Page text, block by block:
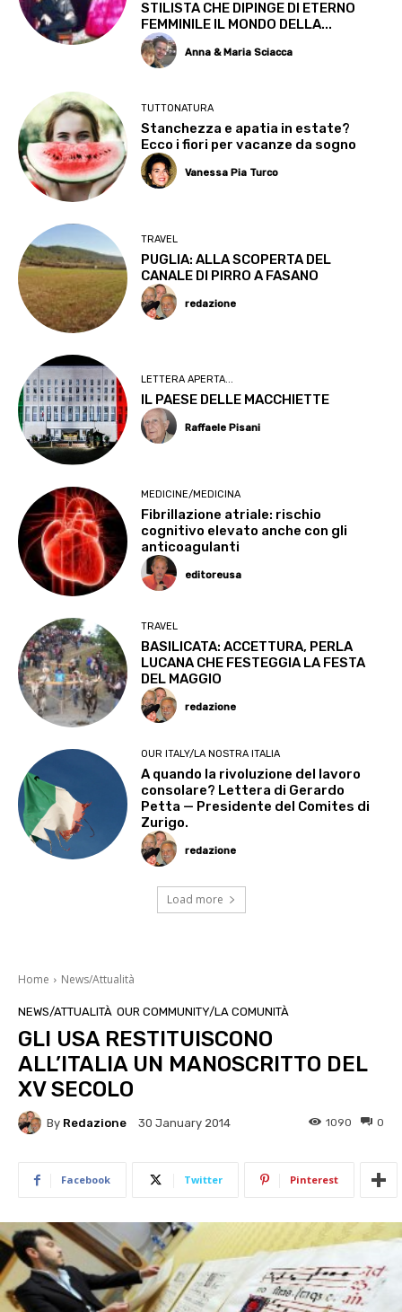
STILISTA CHE DIPINGE DI ETERNO
FEMMINILE IL MONDO DELLA...
Anna & Maria Sciacca
TUTTONATURA
Stanchezza e apatia in estate?
Ecco i fiori per vacanze da sogno
Vanessa Pia Turco
TRAVEL
PUGLIA: ALLA SCOPERTA DEL
CANALE DI PIRRO A FASANO
redazione
LETTERA APERTA...
IL PAESE DELLE MACCHIETTE
Raffaele Pisani
MEDICINE/MEDICINA
Fibrillazione atriale: rischio
cognitivo elevato anche con gli
anticoagulanti
editoreusa
TRAVEL
BASILICATA: ACCETTURA, PERLA
LUCANA CHE FESTEGGIA LA FESTA
DEL MAGGIO
redazione
OUR ITALY/LA NOSTRA ITALIA
A quando la rivoluzione del lavoro
consolare? Lettera di Gerardo
Petta — Presidente del Comites di
Zurigo.
redazione
Load more